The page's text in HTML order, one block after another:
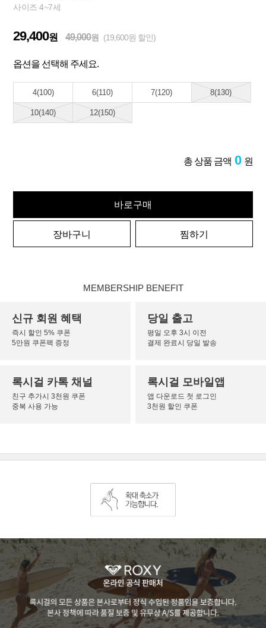
사이즈 4~7세
29,400원 49,000원 (19,600원 할인)
옵션을 선택해 주세요.
4(100) 6(110) 7(120) 8(130)
10(140) 12(150)
총 상품 금액 0 원
바로구매
장바구니 찜하기
MEMBERSHIP BENEFIT
신규 회원 혜택
즉시 할인 5% 쿠폰
5만원 쿠폰팩 증정
당일 출고
평일 오후 3시 이전
결제 완료시 당일 발송
록시걸 카톡 채널
친구 추가시 3천원 쿠폰
중복 사용 가능
록시걸 모바일앱
앱 다운로드 첫 로그인
3천원 할인 쿠폰